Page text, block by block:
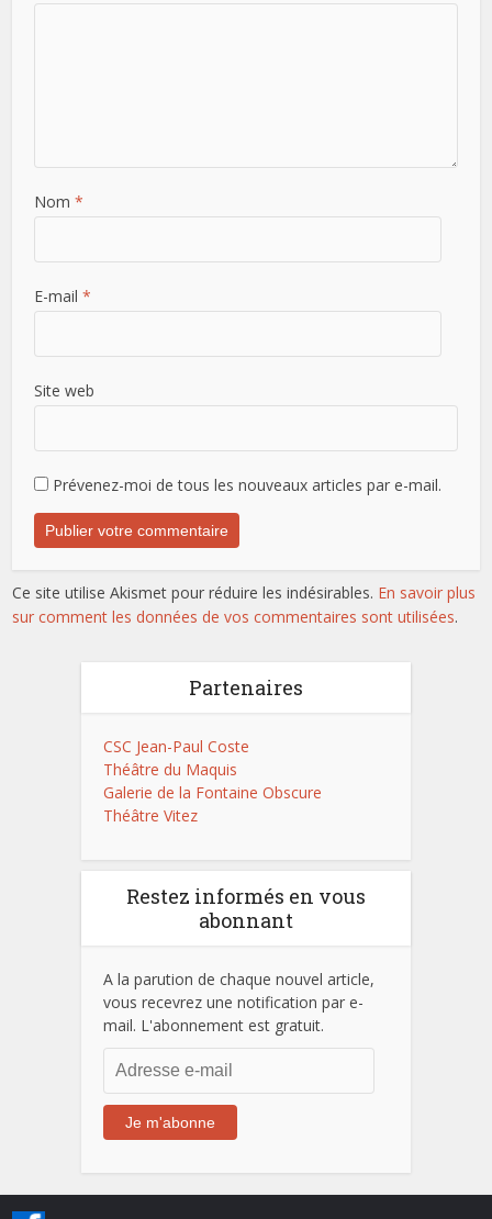
Nom*
E-mail*
Site web
Prévenez-moi de tous les nouveaux articles par e-mail.
Ce site utilise Akismet pour réduire les indésirables. En savoir plus
sur comment les données de vos commentaires sont utilisées.
Partenaires
CSC Jean-Paul Coste
Théâtre du Maquis
Galerie de la Fontaine Obscure
Théâtre Vitez
Restez informés en vous
abonnant
A la parution de chaque nouvel article,
vous recevrez une notification par e-
mail. L'abonnement est gratuit.
Adresse
e-
mail
Je m'abonne